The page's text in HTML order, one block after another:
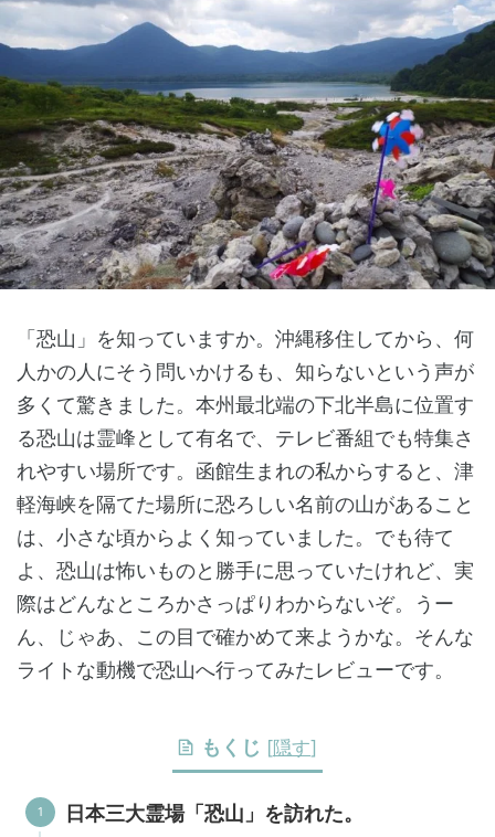
「恐山」を知っていますか。沖縄移住してから、何
人かの人にそう問いかけるも、知らないという声が
多くて驚きました。本州最北端の下北半島に位置す
る恐山は霊峰として有名で、テレビ番組でも特集さ
れやすい場所です。函館生まれの私からすると、津
軽海峡を隔てた場所に恐ろしい名前の山があること
は、小さな頃からよく知っていました。でも待て
よ、恐山は怖いものと勝手に思っていたけれど、実
際はどんなところかさっぱりわからないぞ。うー
ん、じゃあ、この目で確かめて来ようかな。そんな
ライトな動機で恐山へ行ってみたレビューです。
もくじ [隠す]
日本三大霊場「恐山」を訪れた。